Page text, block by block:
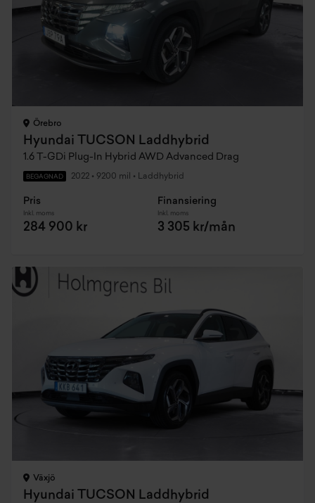
Örebro
Hyundai TUCSON Laddhybrid
1.6 T-GDi Plug-In Hybrid AWD Advanced Drag
BEGAGNAD 2022 • 9200 mil • Laddhybrid
Pris
Inkl. moms
284 900 kr
Finansiering
Inkl. moms
3 305 kr/mån
Växjö
Hyundai TUCSON Laddhybrid